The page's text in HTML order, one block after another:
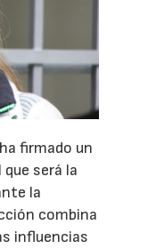
firmado un
será la
la
combina
influencias